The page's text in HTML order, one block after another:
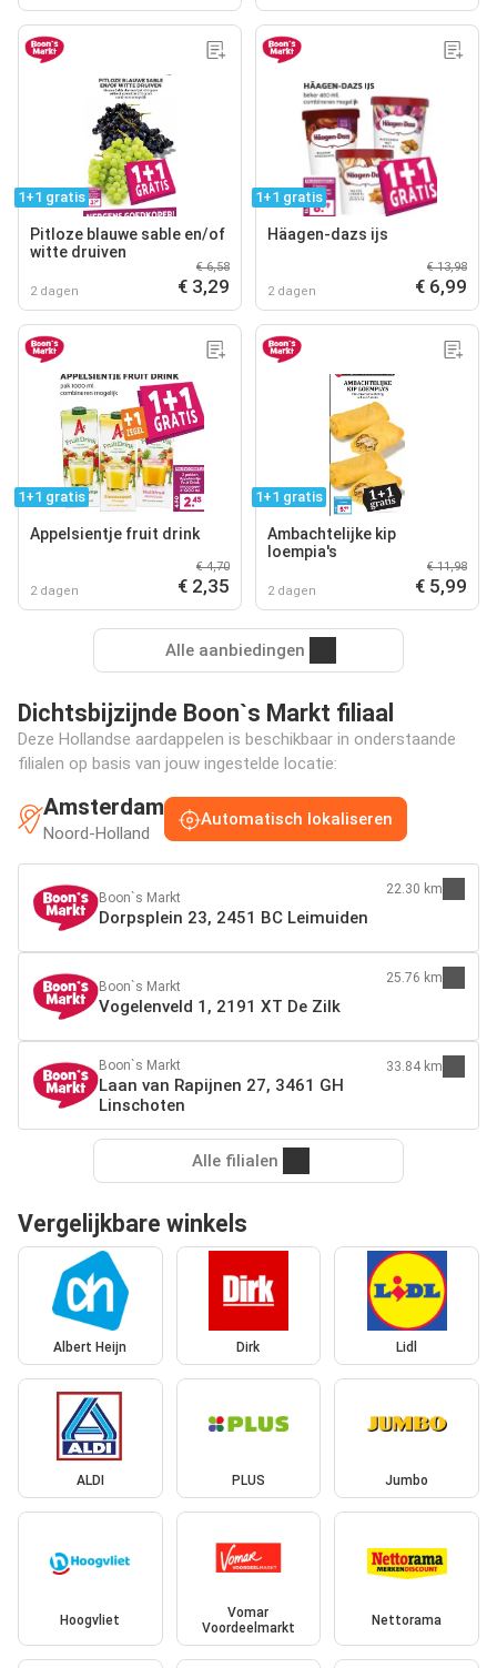
1+1 gratis
Pitloze blauwe sable en/of
witte druiven
2 dagen
€ 6,58
€ 3,29
1+1 gratis
Häagen-dazs ijs
2 dagen
€ 13,98
€ 6,99
1+1 gratis
Appelsientje fruit drink
2 dagen
€ 4,70
€ 2,35
1+1 gratis
Ambachtelijke kip
loempia's
2 dagen
€ 11,98
€ 5,99
Alle aanbiedingen
Dichtsbijzijnde Boon`s Markt filiaal
Deze Hollandse aardappelen is beschikbaar in onderstaande
filialen op basis van jouw ingestelde locatie:
Amsterdam
Noord-Holland
Automatisch lokaliseren
Boon`s Markt
Dorpsplein 23, 2451 BC Leimuiden
22.30 km
Boon`s Markt
Vogelenveld 1, 2191 XT De Zilk
25.76 km
Boon`s Markt
Laan van Rapijnen 27, 3461 GH
Linschoten
33.84 km
Alle filialen
Vergelijkbare winkels
Albert Heijn Dirk Lidl
ALDI PLUS Jumbo
Hoogvliet
Vomar
Voordeelmarkt
Nettorama